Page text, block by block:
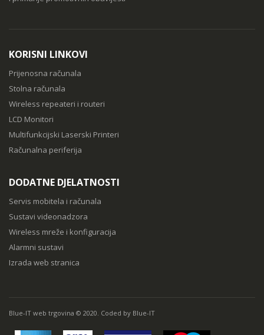
KORISNI LINKOVI
Prijenosna računala
Stolna računala
Wireless repeateri i routeri
LCD Monitori
Multifunkcijski Laserski Printeri
Računalna periferija
DODATNE DJELATNOSTI
Servis mobitela i računala
Sustavi videonadzora
Wireless mreže i konfiguracija
Alarmni sustavi
Izrada web stranica
Blue-IT web trgovina © 2020. Coded by Blue-IT